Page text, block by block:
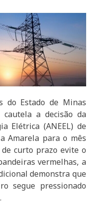
do Estado de Minas
cautela a decisão da
Elétrica (ANEEL) de
Amarela para o mês
curto prazo evite o
vermelhas, a
demonstra que
segue pressionado